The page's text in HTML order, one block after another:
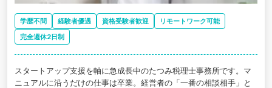
学歴不問 経験者優遇 資格受験者歓迎
リモートワーク可能
完全週休2日制
スタートアップ支援を軸に急成長中のたつみ税理士事務所です。マ
ニュアルに沿うだけの仕事は卒業。経営者の「一番の相談相手」と